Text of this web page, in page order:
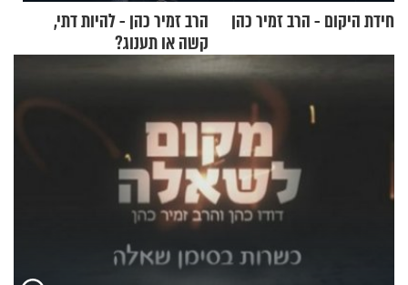
חידת היקום - הרב זמיר כהן
הרב זמיר כהן - להיות דתי,
קשה או תענוג?